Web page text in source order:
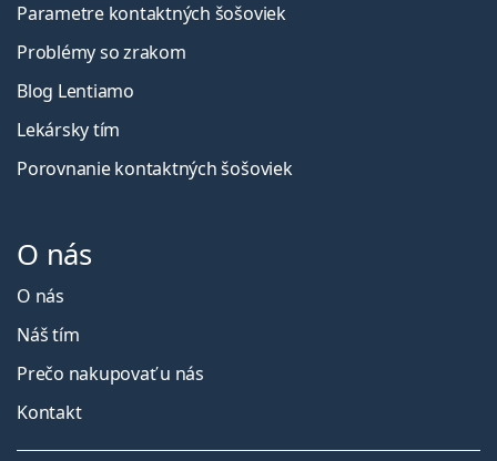
Parametre kontaktných šošoviek
Problémy so zrakom
Blog Lentiamo
Lekársky tím
Porovnanie kontaktných šošoviek
O nás
O nás
Náš tím
Prečo nakupovať u nás
Kontakt